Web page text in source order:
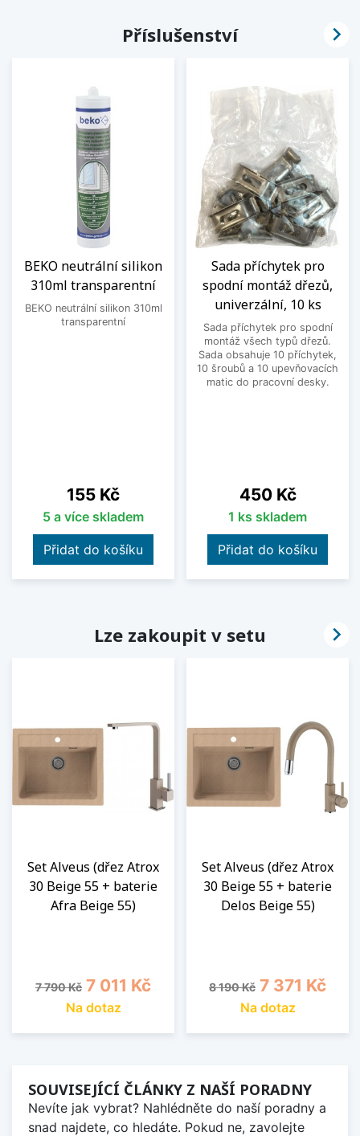
Příslušenství
BEKO neutrální silikon
310ml transparentní
BEKO neutrální silikon 310ml
transparentní
Cena
155 Kč
5 a více skladem
Přidat do košíku
Sada příchytek pro
spodní montáž dřezů,
univerzální, 10 ks
Sada příchytek pro spodní
montáž všech typů dřezů.
Sada obsahuje 10 příchytek,
10 šroubů a 10 upevňovacích
matic do pracovní desky.
Cena
450 Kč
1 ks skladem
Přidat do košíku

Lze zakoupit v setu
Set Alveus (dřez Atrox
30 Beige 55 + baterie
Afra Beige 55)
Běžná cena
7 790 Kč Cena
7 011 Kč
Na dotaz
Set Alveus (dřez Atrox
30 Beige 55 + baterie
Delos Beige 55)
Běžná cena
8 190 Kč Cena
7 371 Kč
Na dotaz

SOUVISEJÍCÍ ČLÁNKY Z NAŠÍ PORADNY
Nevíte jak vybrat? Nahlédněte do naší poradny a
snad najdete, co hledáte. Pokud ne, zavolejte